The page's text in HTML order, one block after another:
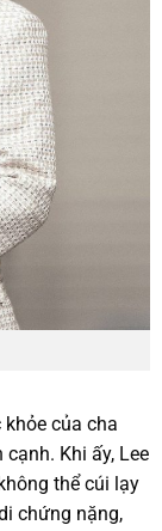
của cha
Khi ấy, Lee
thể cúi lạy
chứng nặng,